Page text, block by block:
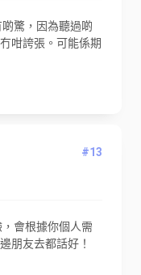
驚，因為聽過啲
咁誇張。可能係期
#13
會根據你個人需
朋友去都話好！